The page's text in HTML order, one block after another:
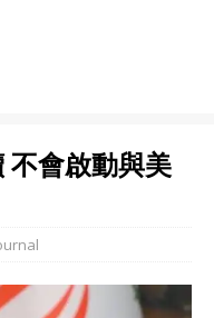
不會啟動與美